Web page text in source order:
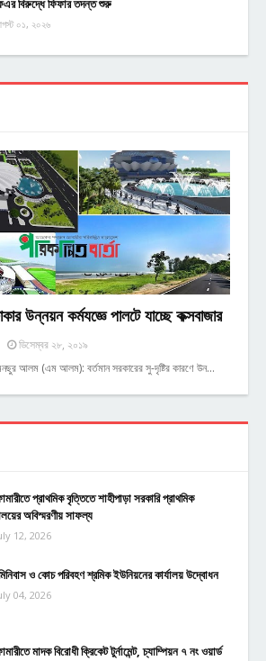
বিরুদ্ধে ফিফার তদন্ত শুরু
০১, ২০২৬
উন্নয়ন কর্মযজ্ঞে পালটে যাচ্ছে কক্সবাজার
ডিসেম্বর ২৮, ২০১৯
আলম (এম আলম): বর্তমান সরকারের সু-দৃষ্টির কারণে উন…
প্রাথমিক বৃত্তিতে শাহীপাড়া সরকারি প্রাথমিক
অবিস্মরণীয় সাফল্য
12, 2026
ও কোচ পরিবহণ শ্রমিক ইউনিয়নের কার্যালয় উদ্বোধন
04, 2026
মাদক বিরোধী ক্রিকেট টুর্নামেন্ট, চ্যাম্পিয়ন ৭ নং ওয়ার্ড